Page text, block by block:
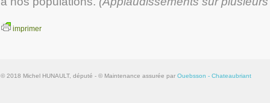
imprimer
© 2018 Michel HUNAULT, député - © Maintenance assurée par Ouebsson - Chateaubriant